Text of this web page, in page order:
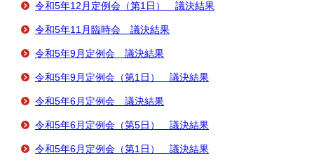
令和5年12月定例会（第1日） 議決結果
令和5年11月臨時会 議決結果
令和5年9月定例会 議決結果
令和5年9月定例会（第1日） 議決結果
令和5年6月定例会 議決結果
令和5年6月定例会（第5日） 議決結果
令和5年6月定例会（第1日） 議決結果